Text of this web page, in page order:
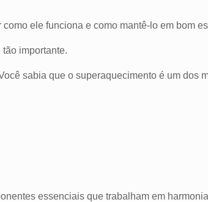
ele funciona e como mantê-lo em bom
importante.
sabia que o superaquecimento é um dos
essenciais que trabalham em